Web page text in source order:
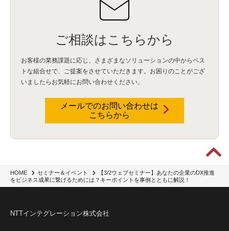
HOME セミナー＆イベント
【3/2ウェブセミナー】あなたの企業のDX推進
をビジネス成果に繋げるためには？キーポイントを事例とともに解説！
ご相談はこちらから
お客様の業務課題に応じ、さまざまなソリューションの中からベス
トな組合せで、 ご提案をさせていただきます。お困りのことがござ
いましたらお気軽にお問い合わせください。
メールでのお問い合わせは
こちらから
NTTインテグレーション株式会社